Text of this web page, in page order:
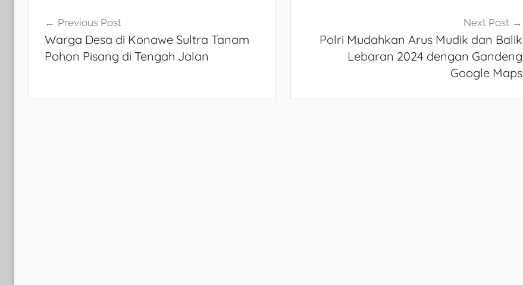
Navigasi
pos
Previous Post
Warga Desa di Konawe Sultra Tanam
Pohon Pisang di Tengah Jalan
Next Post
Polri Mudahkan Arus Mudik dan Balik
Lebaran 2024 dengan Gandeng
Google Maps